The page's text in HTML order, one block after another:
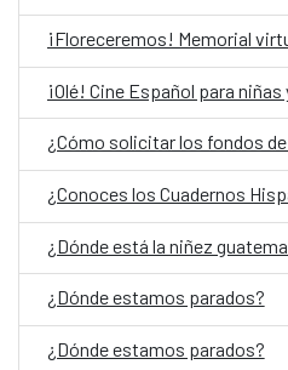
¡Olé! Cine Español para niñas
¿Cómo solicitar los fondos
¿Conoces los Cuadernos
¿Dónde está la niñez
¿Dónde estamos parados?
¿Dónde estamos parados?